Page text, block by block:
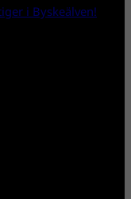
i Byskeälven!